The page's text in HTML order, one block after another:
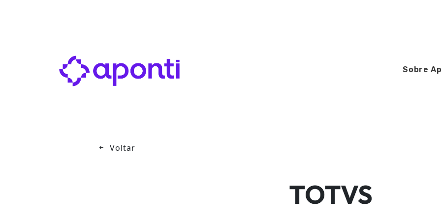
Sobre
Voltar
TOTVS